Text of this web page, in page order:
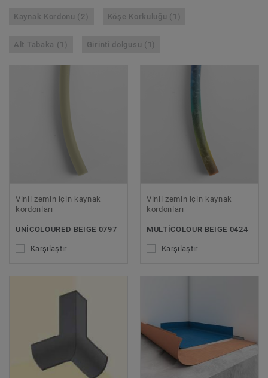
Kaynak Kordonu (2) Köşe Korkuluğu (1)
Alt Tabaka (1) Girinti dolgusu (1)
Vinil zemin için kaynak
kordonları
UNICOLOURED BEIGE 0797
Karşılaştır
Vinil zemin için kaynak
kordonları
MULTICOLOUR BEIGE 0424
Karşılaştır